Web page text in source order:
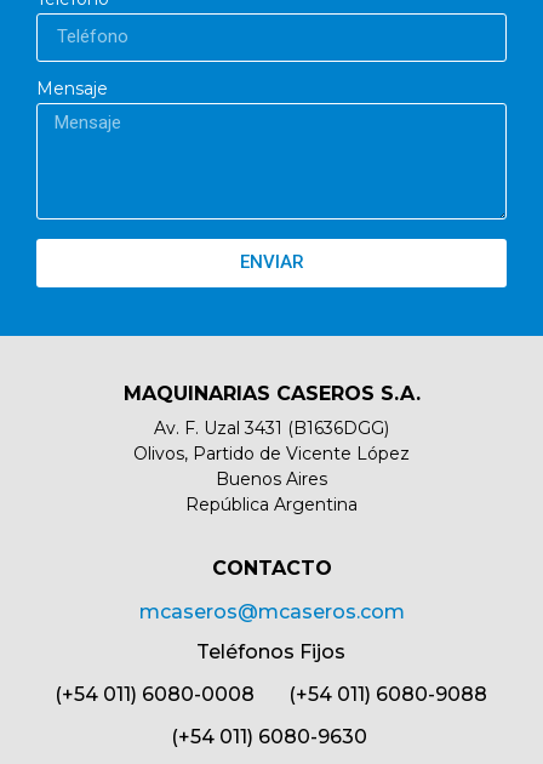
Mensaje
ENVIAR
MAQUINARIAS CASEROS S.A.
Av. F. Uzal 3431 (B1636DGG)
Olivos, Partido de Vicente López
Buenos Aires
República Argentina
CONTACTO​
mcaseros@mcaseros.com
Teléfonos Fijos
(+54 011) 6080-0008 (+54 011) 6080-9088
(+54 011) 6080-9630